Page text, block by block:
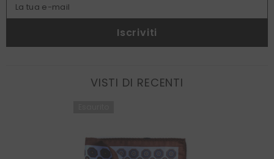
La tua e-mail
Iscriviti
VISTI DI RECENTI